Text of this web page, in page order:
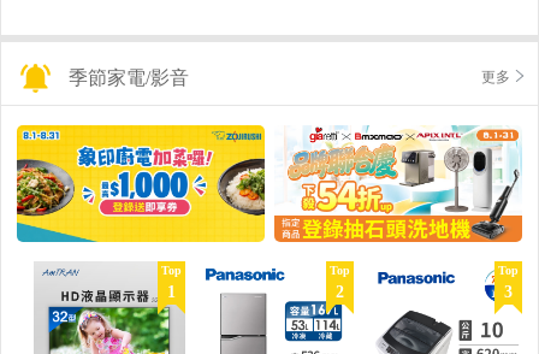
季節家電/影音 更多
Top
1
Top
2
Top
3